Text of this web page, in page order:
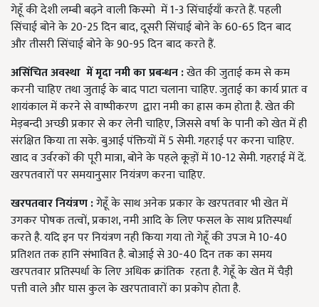
गेहूँ की देशी लम्बी बढ़ने वाली किस्मो में 1-3 सिंचाईयाँ करते हैं. पहली
सिंचाई बोने के 20-25 दिन बाद, दूसरी सिंचाई बोने के 60-65 दिन बाद
और तीसरी सिंचाई बोने के 90-95 दिन बाद करते हैं.
असिंचित अवस्था में मृदा नमी का प्रबन्धन :खेत की जुताई कम से कम
करनी चाहिए तथा जुताई के बाद पाटा चलाना चाहिए. जुताई का कार्य प्रातः व
शायंकाल में करने से वाष्पीकरण द्वारा नमी का ह्रास कम होता है. खेत की
मेड़बन्दी अच्छी प्रकार से कर लेनी चाहिए, जिससे वर्षा के पानी को खेत में ही
संरक्षित किया ता सके. बुआई पंक्तियों में 5 सेमी. गहराई पर करना चाहिए.
खाद व उर्वरकों की पूरी मात्रा, बोने के पहले कूड़ों में 10-12 सेमी. गहराई में दें.
खरपतवारों पर समयानुसार नियंत्रण करना चाहिए.
खरपतवार नियंत्रण :गेहूँ के साथ अनेक प्रकार के खरपतवार भी खेत में
उगकर पोषक तत्वों, प्रकाश, नमी आदि के लिए फसल के साथ प्रतिस्पर्धा
करते है. यदि इन पर नियंत्रण नही किया गया तो गेहूँ की उपज मे 10-40
प्रतिशत तक हानि संभावित है. बोआई से 30-40 दिन तक का समय
खरपतवार प्रतिस्पर्धा के लिए अधिक क्रांतिक रहता है. गेहूँ के खेत में चैड़ी
पत्ती वाले और घास कुल के खरपतावारों का प्रकोप होता है.